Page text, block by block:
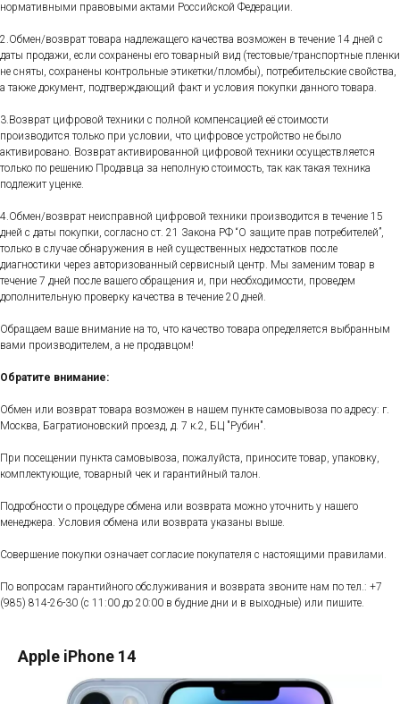
нормативными правовыми актами Российской Федерации.
2.Обмен/возврат товара надлежащего качества возможен в течение 14 дней с
даты продажи, если сохранены его товарный вид (тестовые/транспортные пленки
не сняты, сохранены контрольные этикетки/пломбы), потребительские свойства,
а также документ, подтверждающий факт и условия покупки данного товара.
3.Возврат цифровой техники с полной компенсацией её стоимости
производится только при условии, что цифровое устройство не было
активировано. Возврат активированной цифровой техники осуществляется
только по решению Продавца за неполную стоимость, так как такая техника
подлежит уценке.
4.Обмен/возврат неисправной цифровой техники производится в течение 15
дней с даты покупки, согласно ст. 21 Закона РФ “О защите прав потребителей”,
только в случае обнаружения в ней существенных недостатков после
диагностики через авторизованный сервисный центр. Мы заменим товар в
течение 7 дней после вашего обращения и, при необходимости, проведем
дополнительную проверку качества в течение 20 дней.
Обращаем ваше внимание на то, что качество товара определяется выбранным
вами производителем, а не продавцом!
Обратите внимание:
Обмен или возврат товара возможен в нашем пункте самовывоза по адресу: г.
Москва, Багратионовский проезд, д. 7 к.2, БЦ "Рубин".
При посещении пункта самовывоза, пожалуйста, приносите товар, упаковку,
комплектующие, товарный чек и гарантийный талон.
Подробности о процедуре обмена или возврата можно уточнить у нашего
менеджера. Условия обмена или возврата указаны выше.
Совершение покупки означает согласие покупателя с настоящими правилами.
По вопросам гарантийного обслуживания и возврата звоните нам по тел.: +7
(985) 814-26-30 (с 11:00 до 20:00 в будние дни и в выходные) или пишите.
Apple iPhone 14